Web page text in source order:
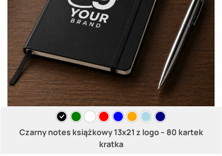
Czarny notes książkowy 13x21 z logo – 80 kartek
kratka